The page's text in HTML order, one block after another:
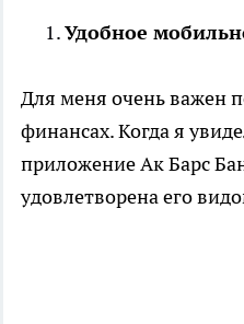
Удобное
Для меня очень важен
финансах. Когда я
приложение Ак Барс
удовлетворена его